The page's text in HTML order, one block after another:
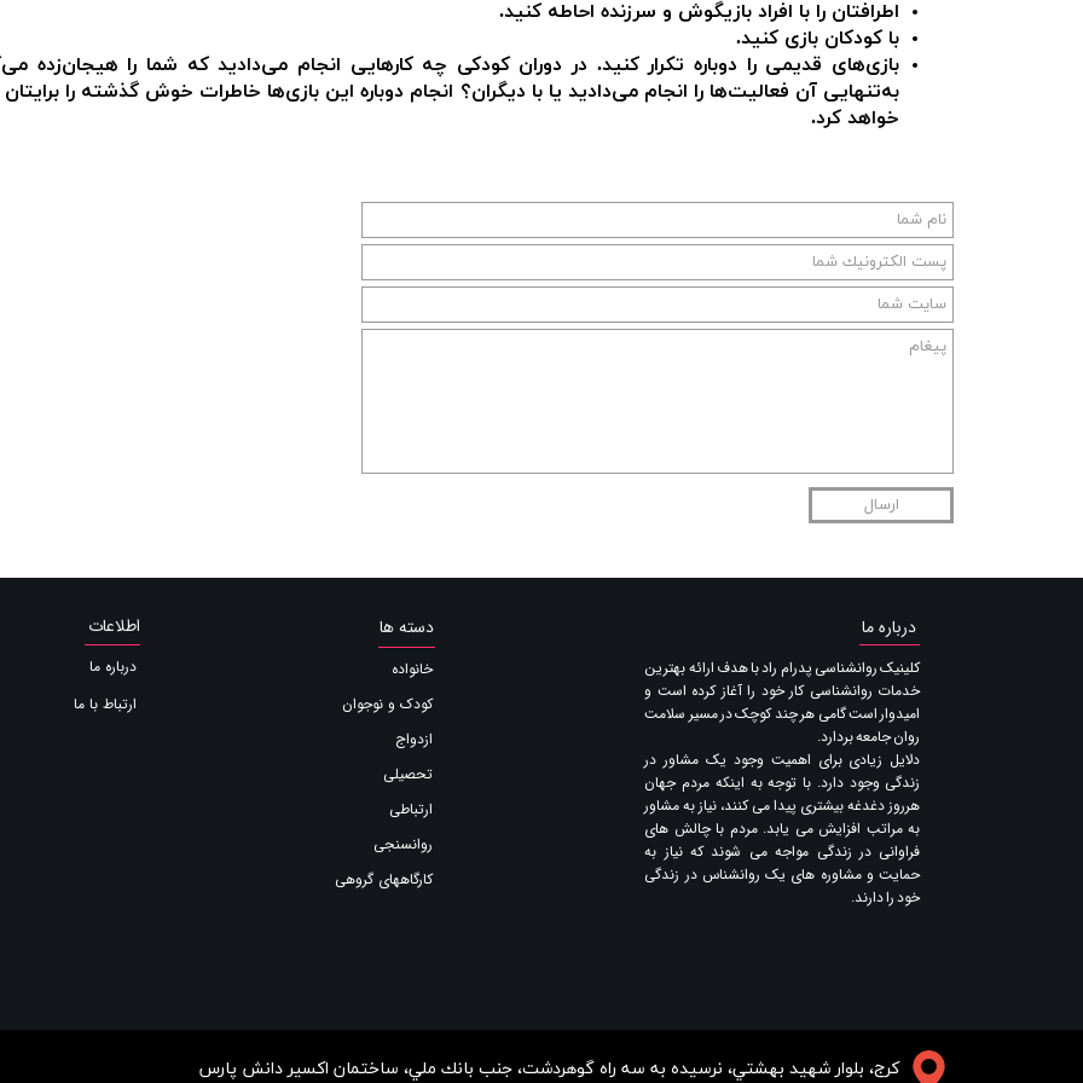
اطرافتان را با افراد بازیگوش و سرزنده احاطه کنید.
با کودکان بازی کنید.
بازی‌های قدیمی را دوباره تکرار کنید. در دوران کودکی چه کارهایی انجام می‌دادید که شما را هیجان‌زده
به‌تنهایی آن فعالیت‌ها را انجام می‌دادید یا با دیگران؟ انجام دوباره این بازی‌ها خاطرات خوش گذشته را
خواهد کرد.
ارسال
​​​كرج، بلوار شهيد بهشتي، نرسيده به سه راه گوهردشت، جنب بانك ملي، ساختمان اكسير دانش پارس
درباره ما
​کلینیک روانشناسی پدرام راد با هدف ارائه بهترین
خدمات روانشناسی کار خود را آغاز کرده است و
امیدوار است گامی هر چند کوچک در مسیر سلامت
روان جامعه بردارد.
دلایل زیادی برای اهمیت وجود یک مشاور در
زندگی وجود دارد. با توجه به اینکه مردم جهان
هرروز دغدغه بیشتری پیدا می کنند​​​​​​​، نیاز به مشاور
به مراتب افزایش می یابد. مردم با چالش های
فراوانی در زندگی مواجه می شوند که نیاز به
حمایت و مشاوره های یک روانشناس در زندگی
خود را دارند​​​​​​​.
خانواده
کودک و نوجوان
ازدواج
تحصیلی
ارتباطی
روانسنجی
کارگاههای گروهی
دسته ها اطلاعات
درباره ما
ارتباط با ما